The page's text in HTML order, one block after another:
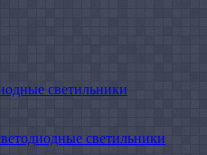
светильники
светильники